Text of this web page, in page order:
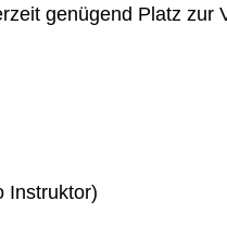
genügend Platz zur
Instruktor)